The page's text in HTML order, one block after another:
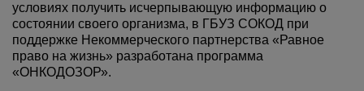
условиях получить исчерпывающую информацию о
состоянии своего организма, в ГБУЗ СОКОД при
поддержке Некоммерческого партнерства «Равное
право на жизнь» разработана программа
«ОНКОДОЗОР».